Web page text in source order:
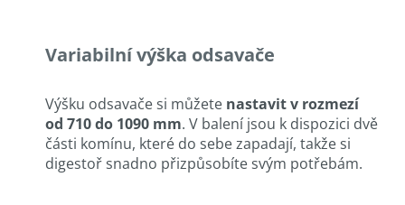
Variabilní výška odsavače
Výšku odsavače si můžete nastavit v rozmezí
od 710 do 1090 mm. V balení jsou k dispozici dvě
části komínu, které do sebe zapadají, takže si
digestoř snadno přizpůsobíte svým potřebám.